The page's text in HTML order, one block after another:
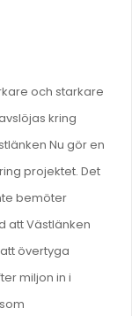
och starkare
kring
Nu gör en
projektet. Det
bemöter
att Västlänken
övertyga
miljon in i